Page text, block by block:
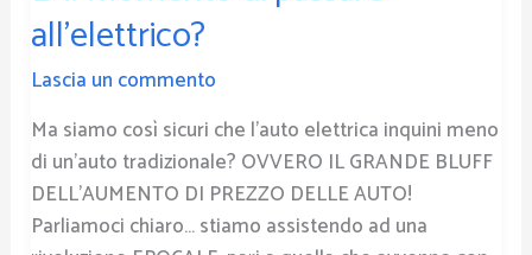
all’elettrico?
Lascia un commento
Ma siamo così sicuri che l’auto elettrica inquini meno
di un’auto tradizionale? OVVERO IL GRANDE BLUFF
DELL’AUMENTO DI PREZZO DELLE AUTO!
Parliamoci chiaro… stiamo assistendo ad una
passare
all’elettrico?